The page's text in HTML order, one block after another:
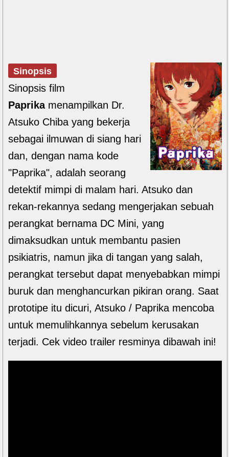
Sinopsis
Sinopsis film
Paprikamenampilkan Dr.
Atsuko Chiba yang bekerja
sebagai ilmuwan di siang hari
dan, dengan nama kode
"Paprika", adalah seorang
detektif mimpi di malam hari. Atsuko dan
rekan-rekannya sedang mengerjakan sebuah
perangkat bernama DC Mini, yang
dimaksudkan untuk membantu pasien
psikiatris, namun jika di tangan yang salah,
perangkat tersebut dapat menyebabkan mimpi
buruk dan menghancurkan pikiran orang. Saat
prototipe itu dicuri, Atsuko / Paprika mencoba
untuk memulihkannya sebelum kerusakan
terjadi. Cek video trailer resminya dibawah ini!